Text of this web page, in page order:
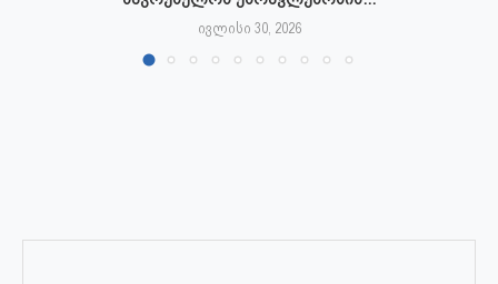
ივლისი 30, 2026